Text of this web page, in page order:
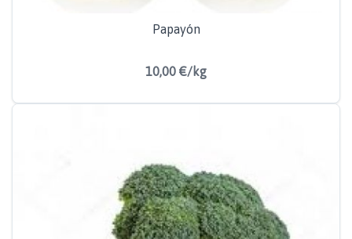
Papayón
10,00 €/kg